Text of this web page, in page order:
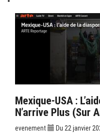
Mexique-USA :
N’arrive Plus (sur
evenement
Du 22 janvier